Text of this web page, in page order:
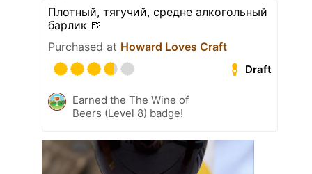
Плотный, тягучий, средне алкогольный
барлик 🍺
Purchased at Howard Loves Craft
Draft
Earned the The Wine of
Beers (Level 8) badge!